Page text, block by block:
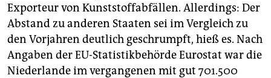
Exporteur von Kunststoffabfällen. Allerdings: Der
Abstand zu anderen Staaten sei im Vergleich zu
den Vorjahren deutlich geschrumpft, hieß es. Nach
Angaben der EU-Statistikbehörde Eurostat war die
Niederlande im vergangenen mit gut 701.500